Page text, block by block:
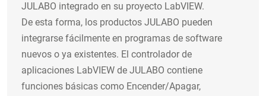
JULABO integrado en su proyecto LabVIEW.
De esta forma, los productos JULABO pueden
integrarse fácilmente en programas de software
nuevos o ya existentes. El controlador de
aplicaciones LabVIEW de JULABO contiene
funciones básicas como Encender/Apagar,